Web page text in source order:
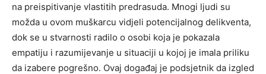
na preispitivanje vlastitih predrasuda. Mnogi ljudi su
možda u ovom muškarcu vidjeli potencijalnog delikventa,
dok se u stvarnosti radilo o osobi koja je pokazala
empatiju i razumijevanje u situaciji u kojoj je imala priliku
da izabere pogrešno. Ovaj događaj je podsjetnik da izgled